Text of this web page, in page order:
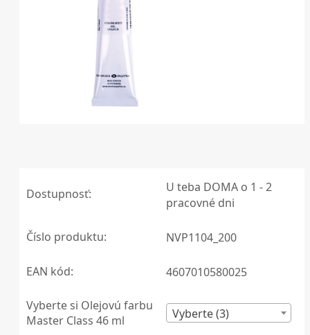
Dostupnosť:
U teba DOMA o 1 - 2
pracovné dni
Číslo produktu: NVP1104_200
EAN kód: 4607010580025
Vyberte si Olejovú farbu
Master Class 46 ml
Vyberte (3)